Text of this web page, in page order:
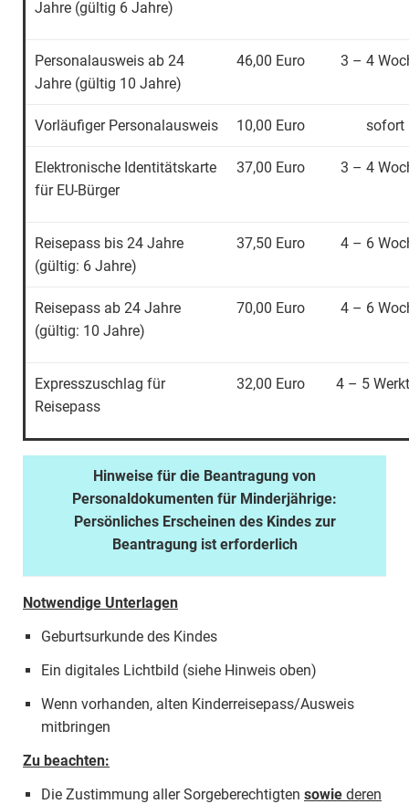
Jahre (gültig 6 Jahre)
Personalausweis ab 24
Jahre (gültig 10 Jahre)
46,00 Euro 3 – 4
Vorläufiger Personalausweis 10,00 Euro sofort
Elektronische Identitätskarte
für EU-Bürger
37,00 Euro 3 – 4
Reisepass bis 24 Jahre
(gültig: 6 Jahre)
37,50 Euro 4 – 6
Reisepass ab 24 Jahre
(gültig: 10 Jahre)
70,00 Euro 4 – 6
Expresszuschlag für
Reisepass
32,00 Euro 4 – 5
Hinweise für die Beantragung von
Personaldokumenten für Minderjährige:
Persönliches Erscheinen des Kindes zur
Beantragung ist erforderlich
Notwendige Unterlagen
Geburtsurkunde des Kindes
Ein digitales Lichtbild (siehe Hinweis oben)
Wenn vorhanden, alten Kinderreisepass/Ausweis
mitbringen
Zu beachten:
Die Zustimmung aller Sorgeberechtigten sowie deren